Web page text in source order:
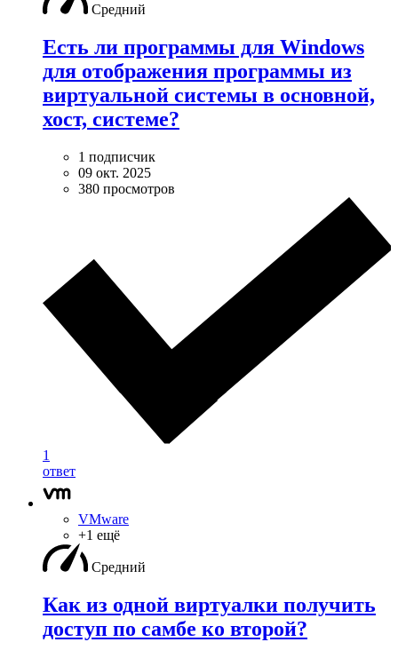
Средний
Есть ли программы для Windows
для отображения программы из
виртуальной системы в основной,
хост, системе?
1 подписчик
09 окт. 2025
380 просмотров
1
ответ
VMware
+1 ещё
Средний
Как из одной виртуалки получить
доступ по самбе ко второй?